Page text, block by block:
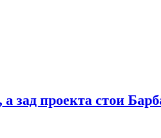
зад проекта стои